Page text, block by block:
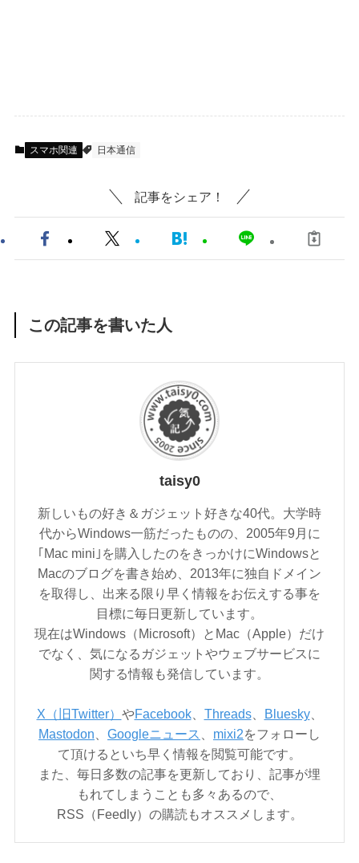
スマホ関連 日本通信
記事をシェア！
この記事を書いた人
taisy0
新しいもの好き＆ガジェット好きな40代。大学時
代からWindows一筋だったものの、2005年9月に
｢Mac mini｣を購入したのをきっかけにWindowsと
Macのブログを書き始め、2013年に独自ドメイン
を取得し、出来る限り早く情報をお伝えする事を
目標に毎日更新しています。
現在はWindows（Microsoft）とMac（Apple）だけ
でなく、気になるガジェットやウェブサービスに
関する情報も発信しています。
X（旧Twitter） やFacebook、 Threads、 Bluesky、
Mastodon
Googleニュース mixi2をフォローし
て頂けるといち早く情報を閲覧可能です。
また、毎日多数の記事を更新しており、記事が埋
もれてしまうことも多々あるので、
RSS（Feedly）の購読もオススメします。